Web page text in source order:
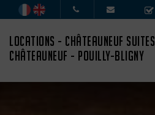
LOCATIONS - CHÂTEAUNEUF
CHÂTEAUNEUF - POUILLY-BLIGNY